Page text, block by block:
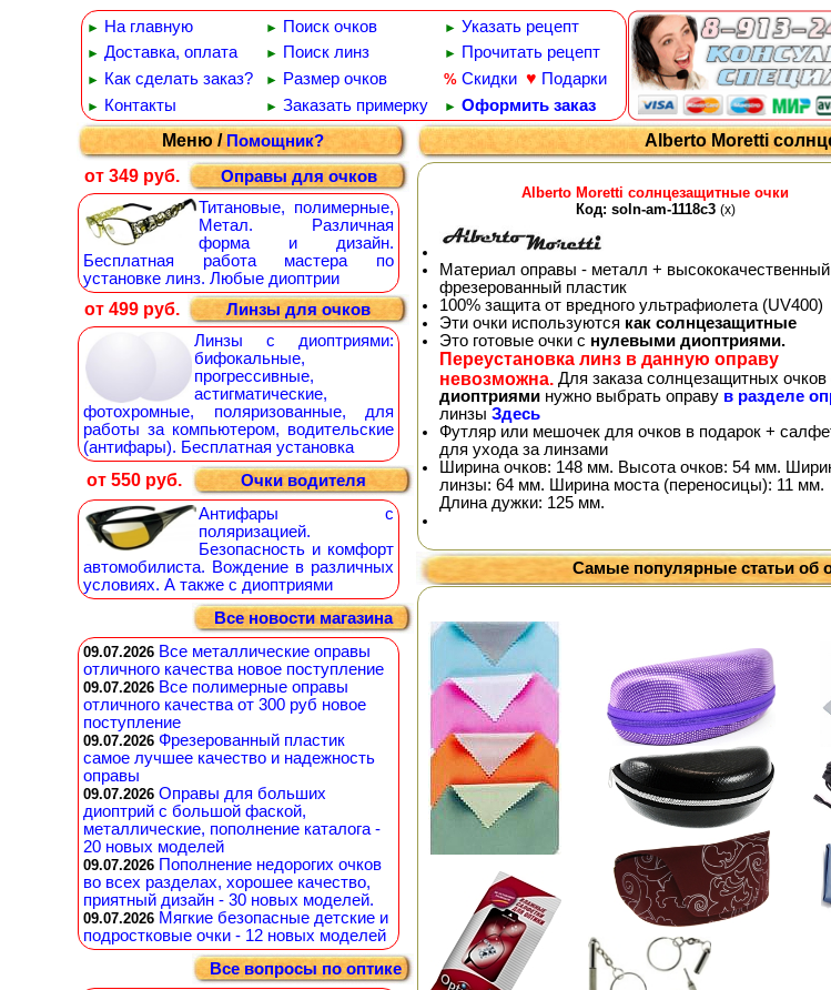
► На главную ► Поиск очков ► Указать рецепт
► Доставка, оплата ► Поиск линз ► Прочитать рецепт
► Как сделать заказ? ► Размер очков % Скидки ♥ Подарки
► Контакты ► Заказать примерку ► Оформить заказ
Меню /Помощник?
от 349 руб.
Оправы для очков
Титановые, полимерные,
Метал. Различная
форма и дизайн.
Бесплатная работа мастера по
установке линз. Любые диоптрии
от 499 руб.
Линзы для очков
Линзы с диоптриями:
бифокальные,
прогрессивные,
астигматические,
фотохромные, поляризованные, для
работы за компьютером, водительские
(антифары). Бесплатная установка
от 550 руб.
Очки водителя
Антифары с
поляризацией.
Безопасность и комфорт
автомобилиста. Вождение в различных
условиях. А также с диоптриями
Все новости магазина
09.07.2026 Все металлические оправы
отличного качества новое поступление
09.07.2026 Все полимерные оправы
отличного качества от 300 руб новое
поступление
09.07.2026 Фрезерованный пластик
самое лучшее качество и надежность
оправы
09.07.2026 Оправы для больших
диоптрий с большой фаской,
металлические, пополнение каталога -
20 новых моделей
09.07.2026 Пополнение недорогих очков
во всех разделах, хорошее качество,
приятный дизайн - 30 новых моделей.
09.07.2026 Мягкие безопасные детские и
подростковые очки - 12 новых моделей
Все вопросы по оптике
Alberto Moretti
Alberto Moretti солнцезащитные очки
Код: soln-am-1118c3 (x)
Материал оправы - металл + высококачественный
фрезерованный пластик
100% защита от вредного ультрафиолета (UV400)
Эти очки используются как солнцезащитные
Это готовые очки с нулевыми диоптриями.
Переустановка линз в данную оправу
невозможна. Для заказа солнцезащитных очков
диоптриями нужно выбрать оправу в разделе
линзы Здесь
Футляр или мешочек для очков в подарок +
для ухода за линзами
Ширина очков: 148 мм. Высота очков: 54 мм.
линзы: 64 мм. Ширина моста (переносицы): 11 мм.
Длина дужки: 125 мм.
Самые популярные статьи об